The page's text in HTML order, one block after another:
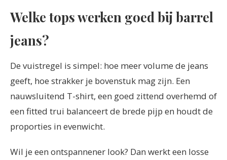
Welke tops werken goed bij barrel
jeans?
De vuistregel is simpel: hoe meer volume de jeans
geeft, hoe strakker je bovenstuk mag zijn. Een
nauwsluitend T-shirt, een goed zittend overhemd of
een fitted trui balanceert de brede pijp en houdt de
proporties in evenwicht.
Wil je een ontspannener look? Dan werkt een losse